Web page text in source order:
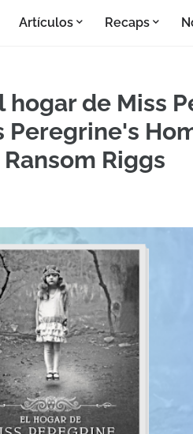
Artículos Recaps
hogar de Miss
Peregrine's
Riggs